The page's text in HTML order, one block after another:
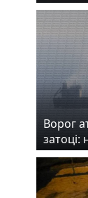
Ворог
затоці: